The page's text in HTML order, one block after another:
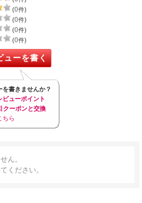
(0件)
(0件)
(0件)
(0件)
ューを書く
を書きませんか？
ューポイント
クーポンと交換
ちら
ん。
ください。